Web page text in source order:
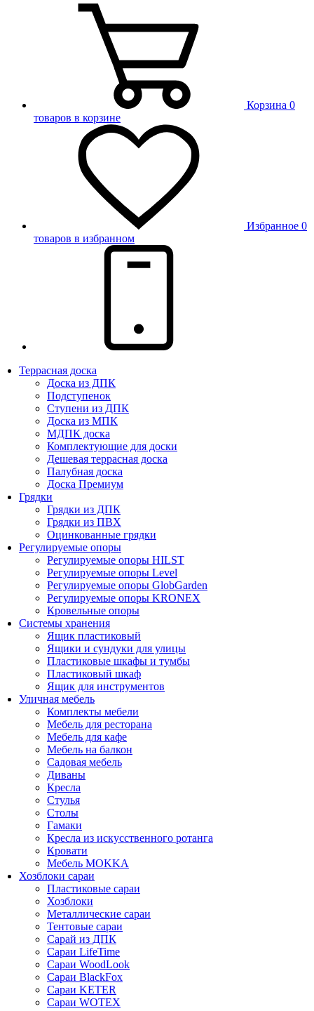
Корзина 0
товаров в корзине
Избранное 0
товаров в избранном
Террасная доска
Доска из ДПК
Подступенок
Ступени из ДПК
Доска из МПК
МДПК доска
Комплектующие для доски
Дешевая террасная доска
Палубная доска
Доска Премиум
Грядки
Грядки из ДПК
Грядки из ПВХ
Оцинкованные грядки
Регулируемые опоры
Регулируемые опоры HILST
Регулируемые опоры Level
Регулируемые опоры GlobGarden
Регулируемые опоры KRONEX
Кровельные опоры
Системы хранения
Ящик пластиковый
Ящики и сундуки для улицы
Пластиковые шкафы и тумбы
Пластиковый шкаф
Ящик для инструментов
Уличная мебель
Комплекты мебели
Мебель для ресторана
Мебель для кафе
Мебель на балкон
Садовая мебель
Диваны
Кресла
Стулья
Столы
Гамаки
Кресла из искусственного ротанга
Кровати
Мебель MOKKA
Хозблоки сараи
Пластиковые сараи
Хозблоки
Металлические сараи
Тентовые сараи
Сарай из ДПК
Cараи LifeTime
Cараи WoodLook
Сараи BlackFox
Сараи KETER
Сараи WOTEX